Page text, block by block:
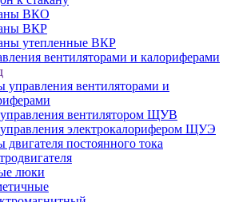
ВКО
ВКР
утепленные ВКР
вентиляторами и калориферами
вентиляторами и
вентилятором ЩУВ
электрокалорифером ЩУЭ
двигателя постоянного тока
люки